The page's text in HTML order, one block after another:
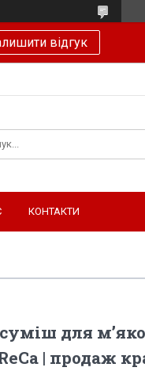
відгук
КОНТАКТИ
для
| продаж